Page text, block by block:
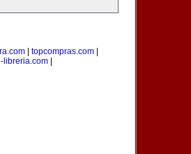
| topcompras.com|
libreria.com|